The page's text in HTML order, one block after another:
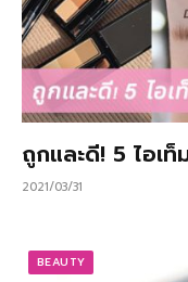
ถูกและดี! 5 ไอเท็
2021/03/31
BEAUTY